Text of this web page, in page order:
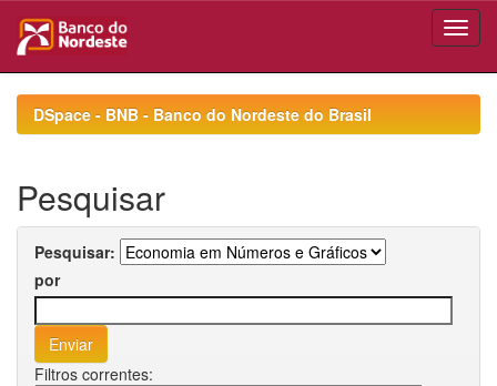
navigationDSpace - BNB - Banco do Nordeste do Brasil
Pesquisar
Pesquisar:
por
Filtros correntes: